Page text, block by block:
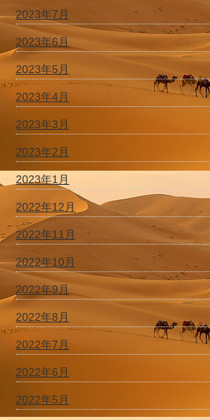
2023年7月
2023年6月
2023年5月
2023年4月
2023年3月
2023年2月
2023年1月
2022年12月
2022年11月
2022年10月
2022年9月
2022年8月
2022年7月
2022年6月
2022年5月